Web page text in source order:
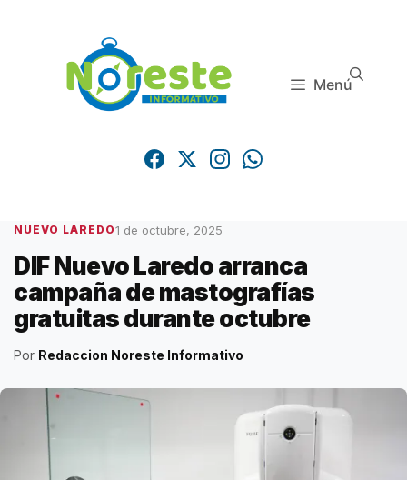
Menú
NUEVO LAREDO1 de octubre, 2025
DIF Nuevo Laredo arranca
campaña de mastografías
gratuitas durante octubre
Por Redaccion Noreste Informativo